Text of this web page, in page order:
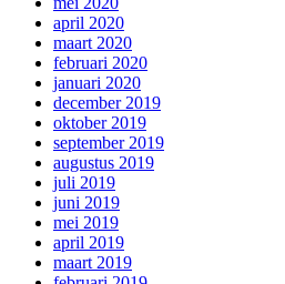
april 2020
maart 2020
februari 2020
januari 2020
december 2019
oktober 2019
september 2019
augustus 2019
juli 2019
juni 2019
mei 2019
april 2019
maart 2019